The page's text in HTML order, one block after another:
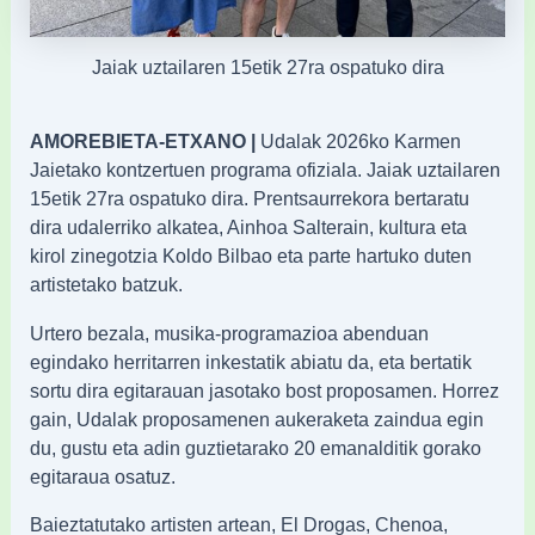
Jaiak uztailaren 15etik 27ra ospatuko dira
AMOREBIETA-ETXANO | Udalak 2026ko Karmen
Jaietako kontzertuen programa ofiziala. Jaiak uztailaren
15etik 27ra ospatuko dira. Prentsaurrekora bertaratu
dira udalerriko alkatea, Ainhoa Salterain, kultura eta
kirol zinegotzia Koldo Bilbao eta parte hartuko duten
artistetako batzuk.
Urtero bezala, musika-programazioa abenduan
egindako herritarren inkestatik abiatu da, eta bertatik
sortu dira egitarauan jasotako bost proposamen. Horrez
gain, Udalak proposamenen aukeraketa zaindua egin
du, gustu eta adin guztietarako 20 emanalditik gorako
egitaraua osatuz.
Baieztatutako artisten artean, El Drogas, Chenoa,